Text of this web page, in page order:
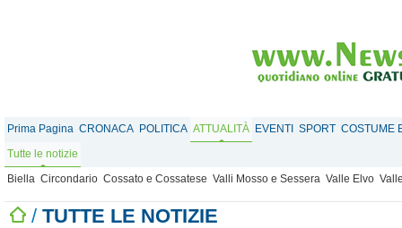
Prima Pagina CRONACA POLITICA ATTUALITÀ EVENTI SPORT COSTUME
Tutte le notizie
Biella Circondario Cossato e Cossatese Valli Mosso e Sessera Valle Elvo
/ TUTTE LE NOTIZIE